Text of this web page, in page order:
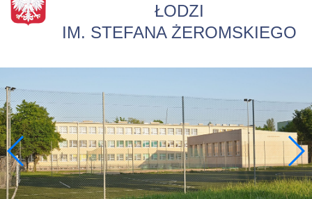
ŁODZI
IM. STEFANA ŻEROMSKIEGO